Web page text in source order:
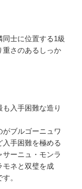
士に位置する1級
重さのあるしっか
も入手困難な造り
がブルゴーニュワ
手困難を極める
ーニュ・モンラ
モネと双璧を成
。